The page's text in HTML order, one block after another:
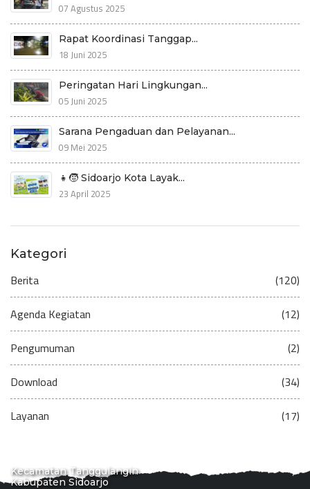
07 Agustus 2025
Rapat Koordinasi Tanggap...
18 Juni 2025
Peringatan Hari Lingkungan...
05 Juni 2025
Sarana Pengaduan dan Pelayanan...
09 Mei 2025
👧🧒 Sidoarjo Kota Layak...
23 April 2025
Kategori
Berita (120)
Agenda Kegiatan (12)
Pengumuman (2)
Download (34)
Layanan (17)
Kecamatan Tanggulangin
Kabupaten Sidoarjo